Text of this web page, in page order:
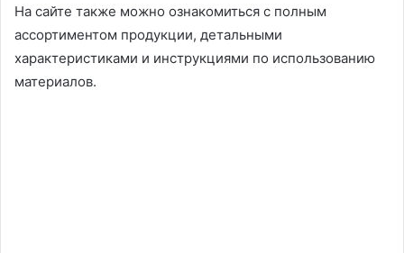
На сайте также можно ознакомиться с полным
ассортиментом продукции, детальными
характеристиками и инструкциями по использованию
материалов.